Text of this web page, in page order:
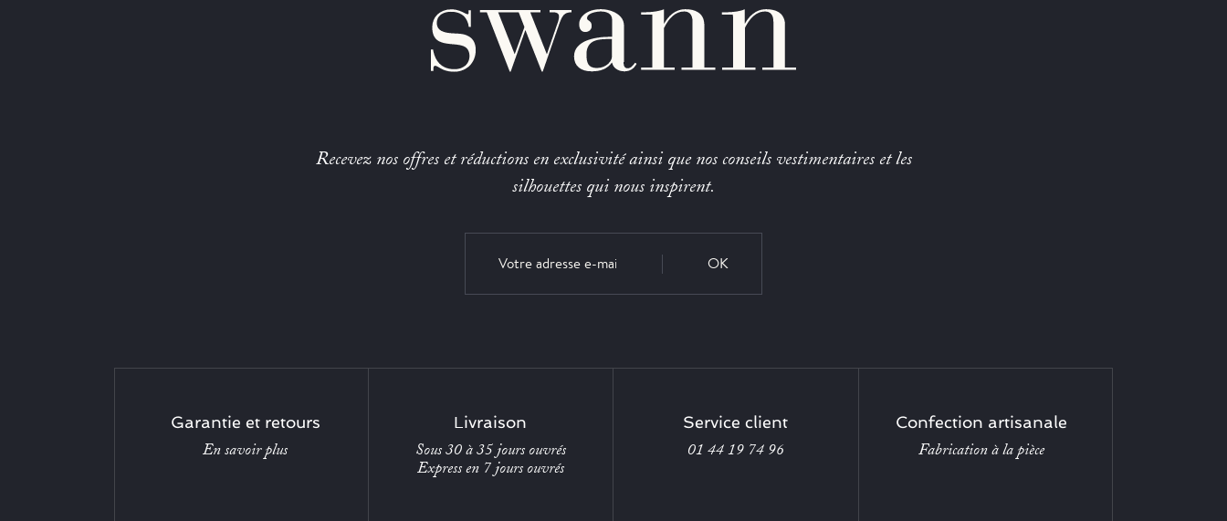
Recevez nos offres et réductions en exclusivité ainsi que nos conseils vestimentaires et les
silhouettes qui nous inspirent.
OK
Garantie et retours
En savoir plus
Livraison
Sous 30 à 35 jours ouvrés
Express en 7 jours ouvrés
Service client
01 44 19 74 96
Confection artisanale
Fabrication à la pièce